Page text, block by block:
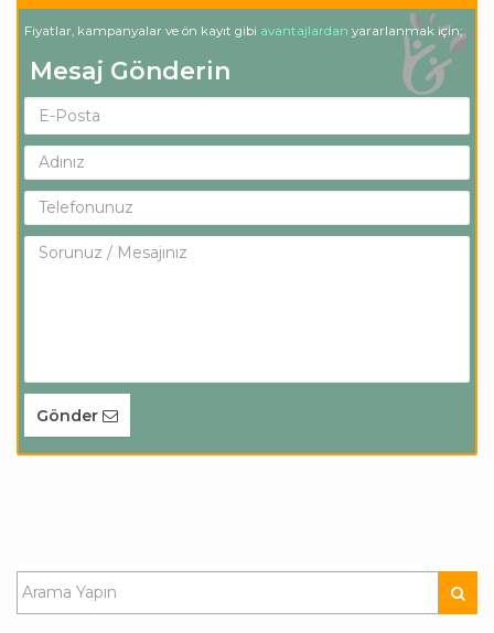
Fiyatlar, kampanyalar ve ön kayıt gibi avantajlardan yararlanmak için;
Mesaj Gönderin
Gönder